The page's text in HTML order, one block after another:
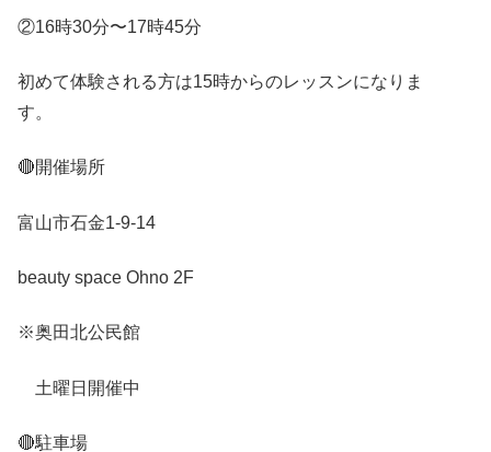
②16時30分〜17時45分
初めて体験される方は15時からのレッスンになりま
す。
🔴開催場所
富山市石金1-9-14
beauty space Ohno 2F
※奥田北公民館
土曜日開催中
🔴駐車場